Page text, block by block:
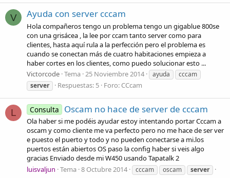
V Ayuda con server cccam
Hola compañeros tengo un problema tengo un gigablue 800se
con una grisácea , la lee por ccam tanto server como para
clientes, hasta aquí rula a la perfección pero el problema es
cuando se conectan más de cuatro habitaciones empieza a
haber cortes en los clientes, como puedo solucionar esto ...
Victorcode Tema 25 Noviembre 2014 ayuda
cccam
server
Respuestas: 5 Foro: CCcam
L Consulta Oscam no hace de server de cccam
Ola haber si me podéis ayudar estoy intentando portar Cccam a
oscam y como cliente me va perfecto pero no me hace de ser ver
e puesto el puerto y todo y no pueden conectarse a mi.los
puertos están abiertos OS paso la config haber si veis algo
gracias Enviado desde mi W450 usando Tapatalk 2
luisvaljun Tema 8 Octubre 2014 cccam oscam server